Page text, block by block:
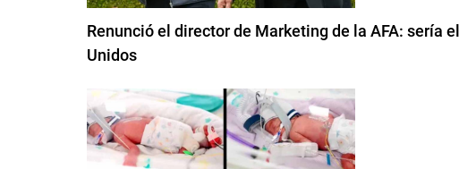
Renunció el director de Marketing de la AFA: sería
Unidos